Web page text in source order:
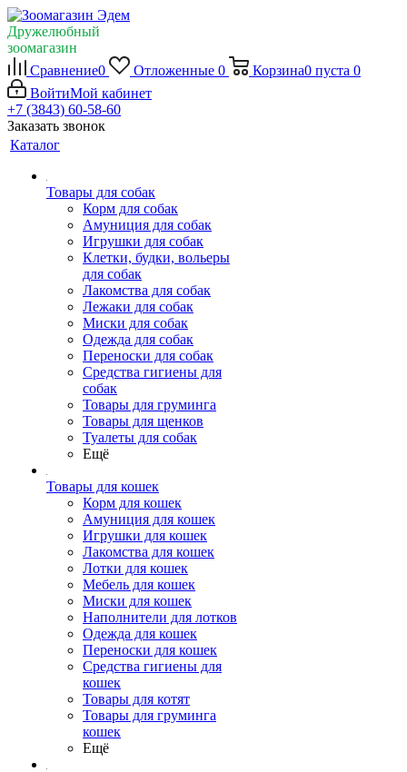
Дружелюбный
зоомагазин
Сравнение0 Отложенные 0 Корзина0 пуста 0
ВойтиМой кабинет
+7 (3843) 60-58-60
Заказать звонок
Каталог
Товары для собак
Корм для собак
Амуниция для собак
Игрушки для собак
Клетки, будки, вольеры
для собак
Лакомства для собак
Лежаки для собак
Миски для собак
Одежда для собак
Переноски для собак
Средства гигиены для
собак
Товары для груминга
Товары для щенков
Туалеты для собак
Ещё
Товары для кошек
Корм для кошек
Амуниция для кошек
Игрушки для кошек
Лакомства для кошек
Лотки для кошек
Мебель для кошек
Миски для кошек
Наполнители для лотков
Одежда для кошек
Переноски для кошек
Средства гигиены для
кошек
Товары для котят
Товары для груминга
кошек
Ещё